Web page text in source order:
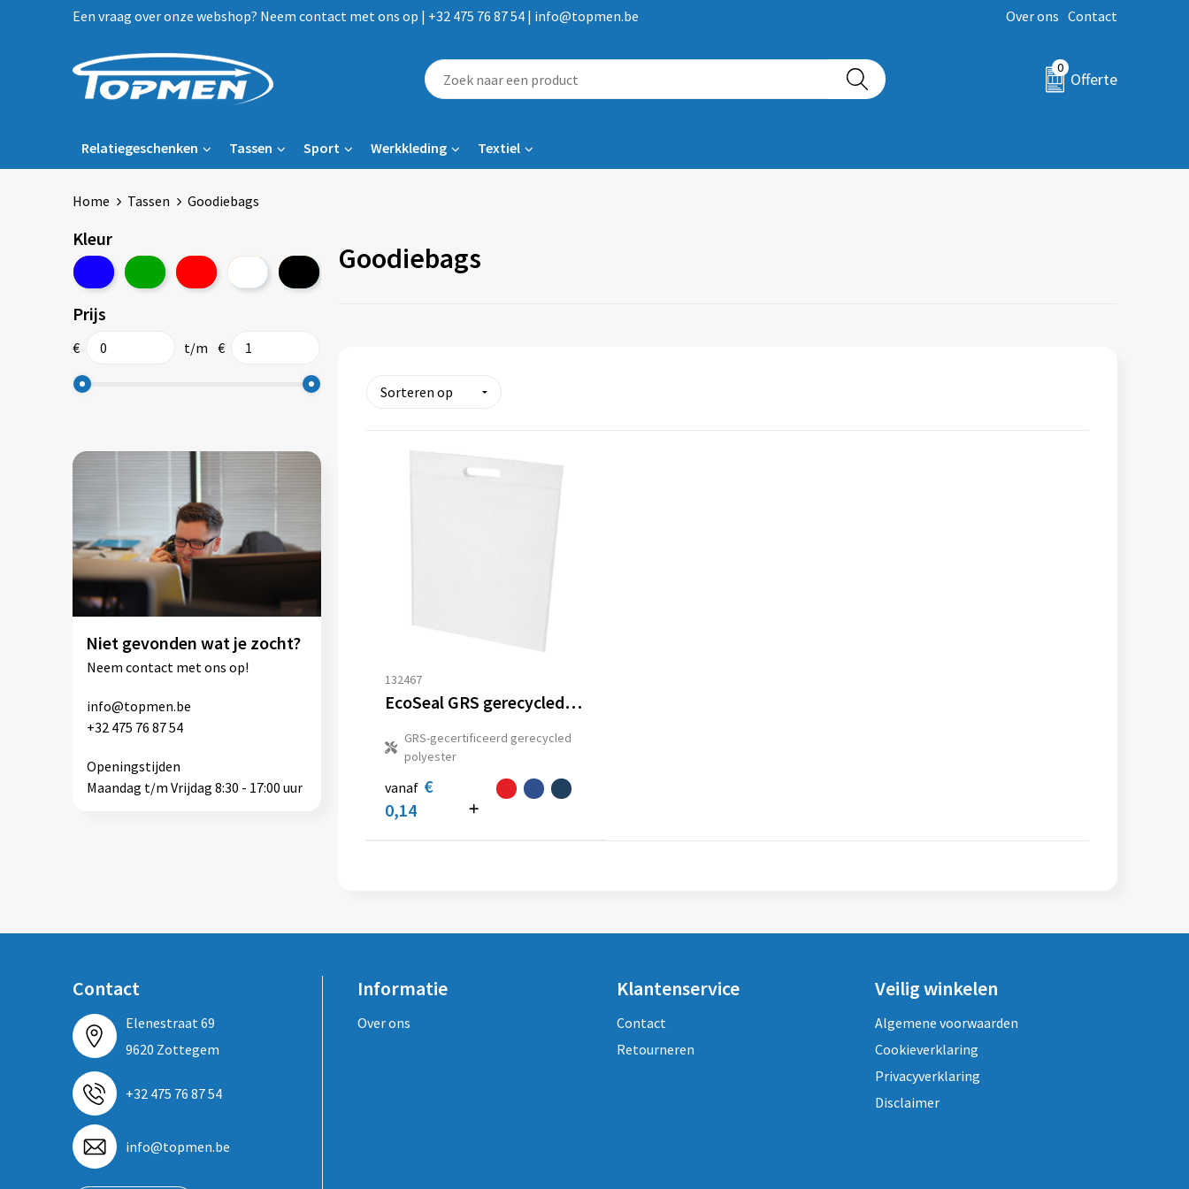
Een vraag over onze webshop? Neem contact met ons op | +32 475 76 87 54 | info@topmen.be Over ons Contact
0
Offerte
Relatiegeschenken Tassen Sport Werkkleding Textiel
Home Tassen Goodiebags
Kleur
Prijs
€ t/m €
Niet gevonden wat je zocht?
Neem contact met ons op!
info@topmen.be
+32 475 76 87 54
Openingstijden
Maandag t/m Vrijdag 8:30 - 17:00 uur
Goodiebags
132467
EcoSeal GRS gerecyclede non woven draagtas 5 l
GRS-gecertificeerd gerecycled
polyester
vanaf €
0,14
Contact
Elenestraat 69
9620 Zottegem
+32 475 76 87 54
info@topmen.be
Informatie
Over ons
Klantenservice
Contact
Retourneren
Veilig winkelen
Algemene voorwaarden
Cookieverklaring
Privacyverklaring
Disclaimer